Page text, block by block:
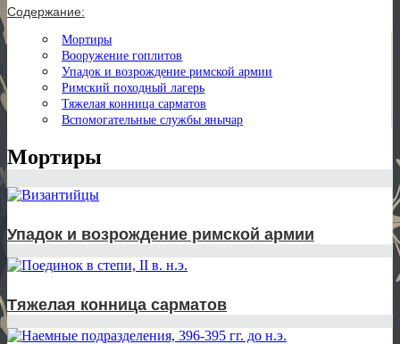
Содержание:
Мортиры
Вооружение гоплитов
Упадок и возрождение римской армии
Римский походный лагерь
Тяжелая конница сарматов
Вспомогательные службы янычар
Мортиры
Упадок и возрождение римской армии
Тяжелая конница сарматов